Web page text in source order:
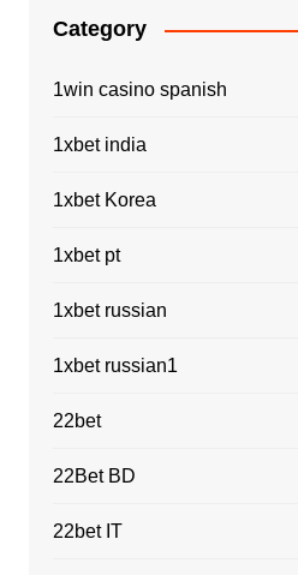
Category
1win casino spanish
1xbet india
1xbet Korea
1xbet pt
1xbet russian
1xbet russian1
22bet
22Bet BD
22bet IT